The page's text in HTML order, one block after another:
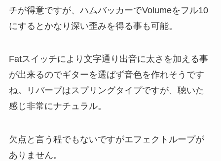
チが得意ですが、ハムバッカーでVolumeをフル10
にするとかなり深い歪みを得る事も可能。
Fatスイッチにより文字通り出音に太さを加える事
が出来るのでギターを選ばず音色を作れそうです
ね。リバーブはスプリングタイプですが、聴いた
感じ非常にナチュラル。
欠点と言う程でもないですがエフェクトループが
ありません。